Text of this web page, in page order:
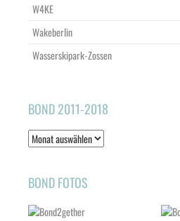
W4KE
Wakeberlin
Wasserskipark-Zossen
BOND 2011-2018
Bond
2011-
BOND FOTOS